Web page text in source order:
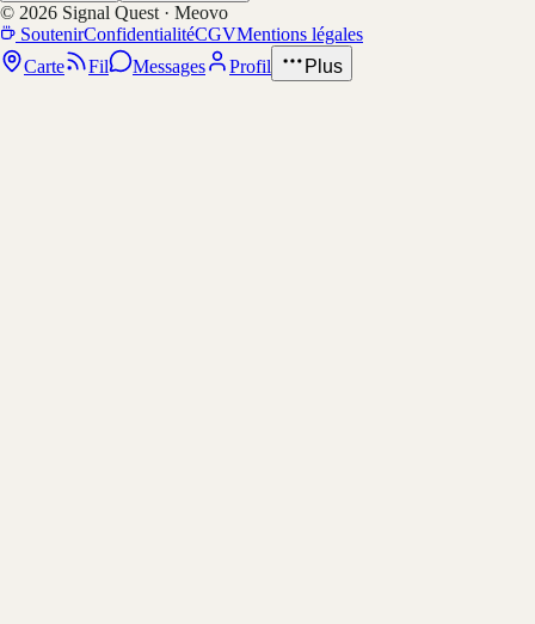
© 2026 Signal Quest · Meovo
SoutenirConfidentialitéCGVMentions légales
Carte
Fil Messages Profil Plus